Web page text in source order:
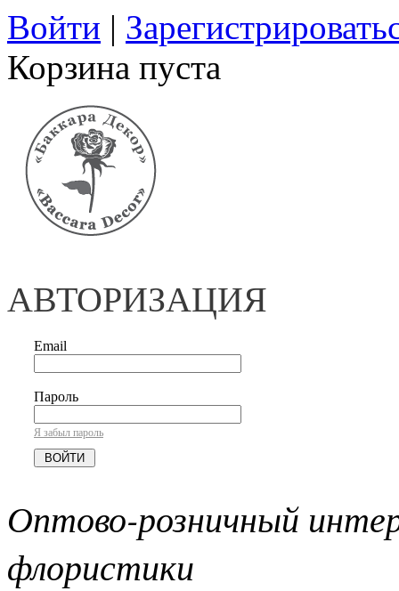
Войти |
Корзина пуста
АВТОРИЗАЦИЯ
Email
Пароль
Я забыл пароль
Оптово-розничный
флористики